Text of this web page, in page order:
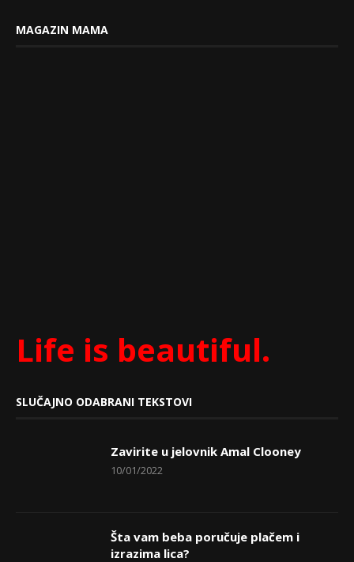
MAGAZIN MAMA
Life is beautiful.
SLUČAJNO ODABRANI TEKSTOVI
Zavirite u jelovnik Amal Clooney
10/01/2022
Šta vam beba poručuje plačem i
izrazima lica?